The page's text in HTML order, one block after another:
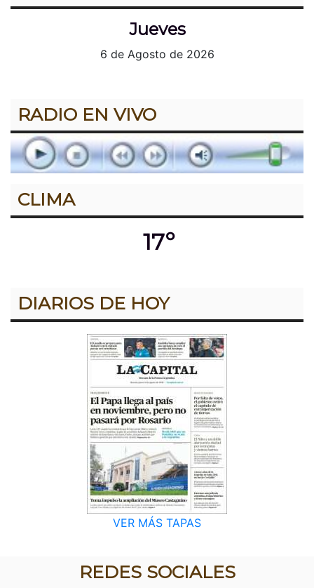
Jueves
6 de Agosto de 2026
RADIO EN VIVO
CLIMA
17º
DIARIOS DE HOY
VER MÁS TAPAS
REDES SOCIALES